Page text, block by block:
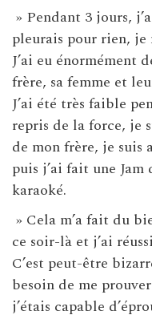
» Pendant 3 jours,
pleurais pour rien, je
J’ai eu énormément
frère, sa femme et
J’ai été très faible
repris de la force, je
de mon frère, je
puis j’ai fait une
karaoké.
» Cela m’a fait du
ce soir-là et j’ai
C’est peut-être
besoin de me
j’étais capable